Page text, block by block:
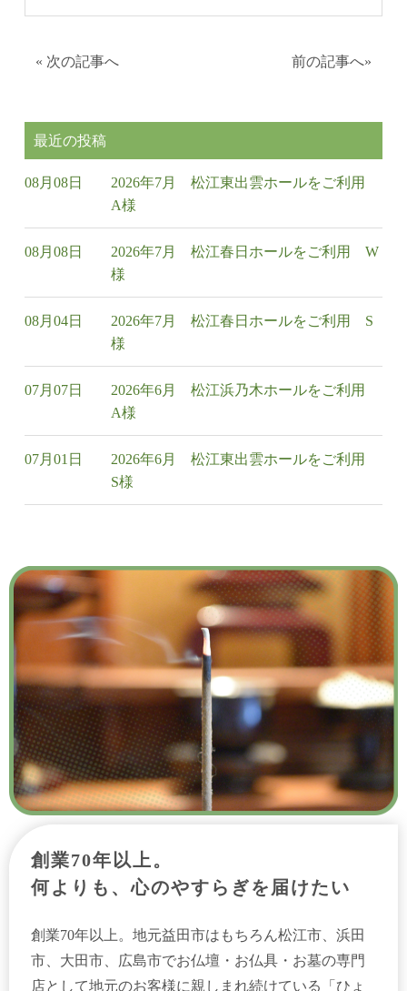
前の記事へ»
« 次の記事へ
最近の投稿
08月08日
2026年7月 松江東出雲ホールをご利用
A様
08月08日
2026年7月 松江春日ホールをご利用 W
様
08月04日
2026年7月 松江春日ホールをご利用 S
様
07月07日
2026年6月 松江浜乃木ホールをご利用
A様
07月01日
2026年6月 松江東出雲ホールをご利用
S様
創業70年以上。
何よりも、心のやすらぎを届けたい
創業70年以上。地元益田市はもちろん松江市、浜田
市、大田市、広島市でお仏壇・お仏具・お墓の専門
店として地元のお客様に親しまれ続けている「ひょ